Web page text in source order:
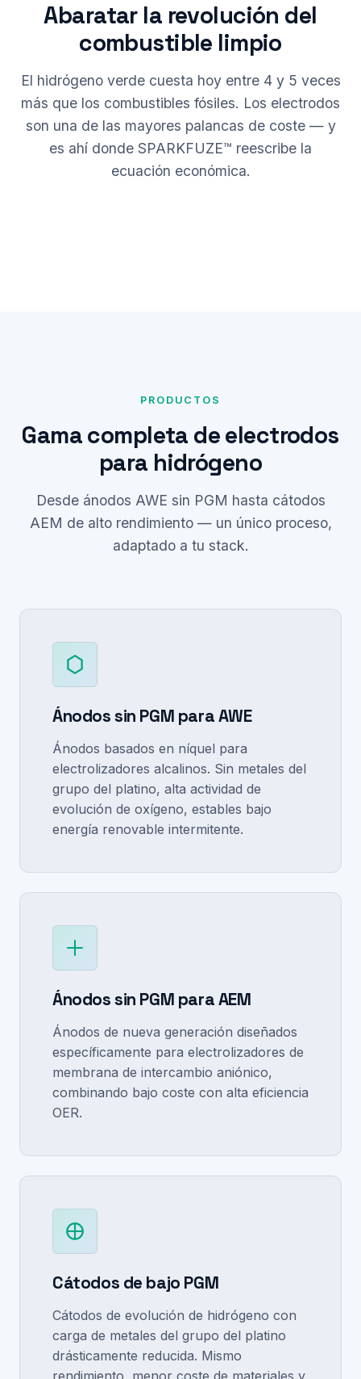
Abaratar la revolución del
combustible limpio
El hidrógeno verde cuesta hoy entre 4 y 5 veces
más que los combustibles fósiles. Los electrodos
son una de las mayores palancas de coste — y
es ahí donde SPARKFUZE™ reescribe la
ecuación económica.
PRODUCTOS
Gama completa de electrodos
para hidrógeno
Desde ánodos AWE sin PGM hasta cátodos
AEM de alto rendimiento — un único proceso,
adaptado a tu stack.
Ánodos sin PGM para AWE
Ánodos basados en níquel para
electrolizadores alcalinos. Sin metales del
grupo del platino, alta actividad de
evolución de oxígeno, estables bajo
energía renovable intermitente.
Ánodos sin PGM para AEM
Ánodos de nueva generación diseñados
específicamente para electrolizadores de
membrana de intercambio aniónico,
combinando bajo coste con alta eficiencia
OER.
Cátodos de bajo PGM
Cátodos de evolución de hidrógeno con
carga de metales del grupo del platino
drásticamente reducida. Mismo